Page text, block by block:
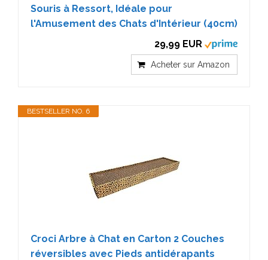
Souris à Ressort, Idéale pour
l'Amusement des Chats d'Intérieur (40cm)
29,99 EUR
Acheter sur Amazon
BESTSELLER NO. 6
Croci Arbre à Chat en Carton 2 Couches
réversibles avec Pieds antidérapants